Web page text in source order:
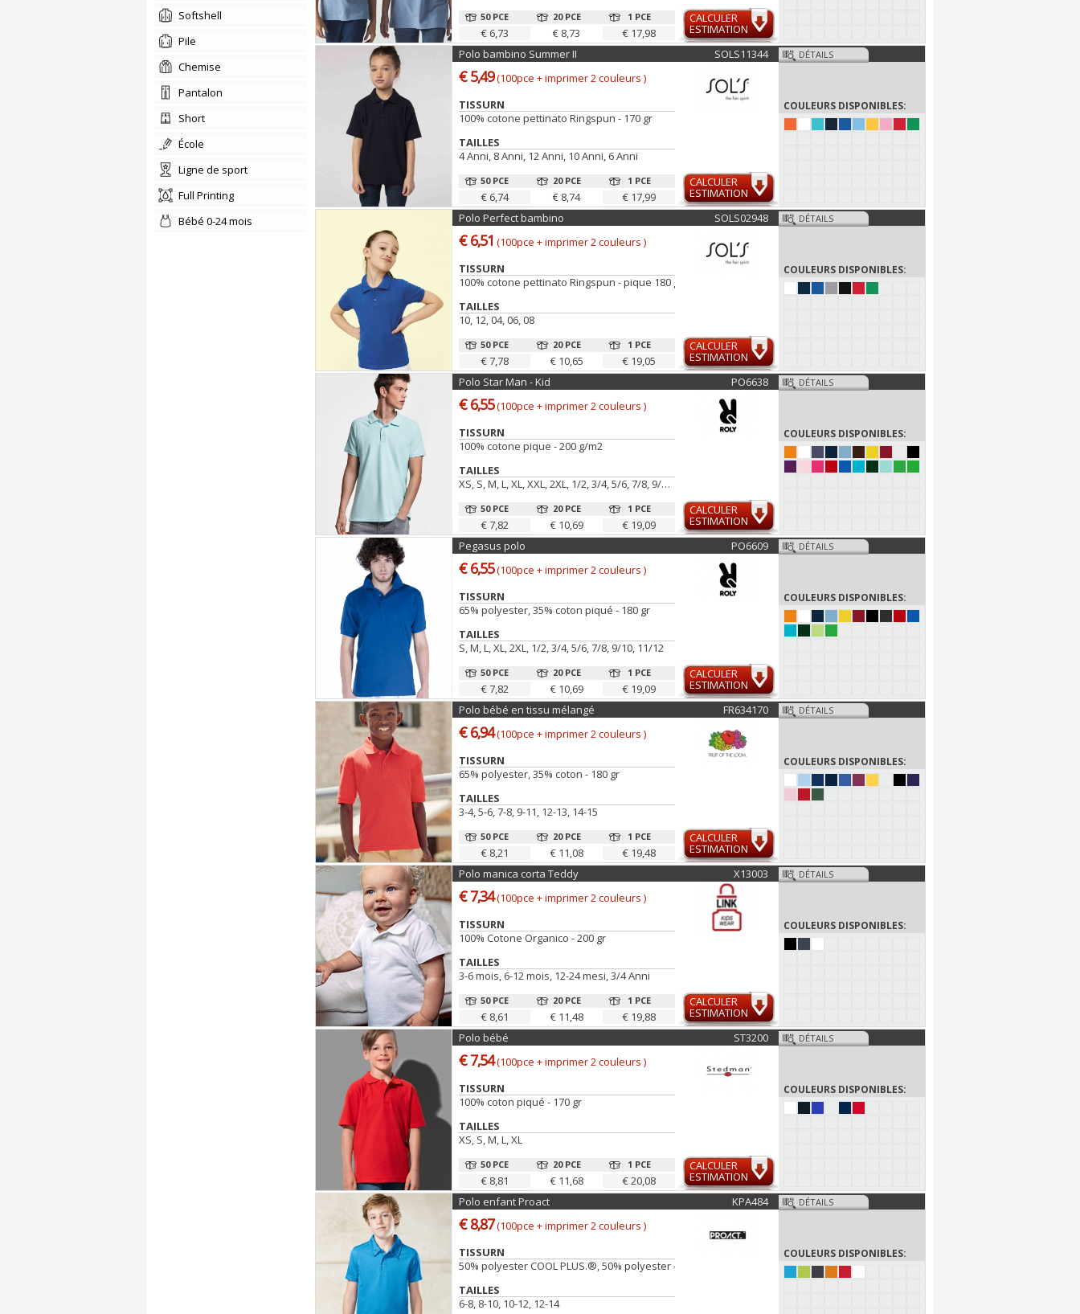
Softshell
Pile
Chemise
Pantalon
Short
École
Ligne de sport
Full Printing
Bébé 0-24 mois
50 PCE
€ 6,73
20 PCE
€ 8,73
1 PCE
€ 17,98
CALCULER
ESTIMATION
Polo bambino Summer II SOLS11344
€ 5,49(100pce + imprimer 2 couleurs )
TISSURN
100% cotone pettinato Ringspun - 170 gr
TAILLES
4 Anni, 8 Anni, 12 Anni, 10 Anni, 6 Anni
50 PCE
€ 6,74
20 PCE
€ 8,74
1 PCE
€ 17,99
CALCULER
ESTIMATION
DÉTAILS
COULEURS DISPONIBLES:
Polo Perfect bambino SOLS02948
€ 6,51 (100pce + imprimer 2 couleurs )
TISSURN
100% cotone pettinato Ringspun - pique 180 g/m2
TAILLES
10, 12, 04, 06, 08
50 PCE
€ 7,78
20 PCE
€ 10,65
1 PCE
€ 19,05
CALCULER
ESTIMATION
DÉTAILS
COULEURS DISPONIBLES:
Polo Star Man - Kid PO6638
€ 6,55(100pce + imprimer 2 couleurs )
TISSURN
100% cotone pique - 200 g/m2
TAILLES
XS, S, M, L, XL, XXL, 2XL, 1/2, 3/4, 5/6, 7/8, 9/10, 11/12
50 PCE
€ 7,82
20 PCE
€ 10,69
1 PCE
€ 19,09
CALCULER
ESTIMATION
DÉTAILS
COULEURS DISPONIBLES:
Pegasus polo PO6609
€ 6,55(100pce + imprimer 2 couleurs )
TISSURN
65% polyester, 35% coton piqué - 180 gr
TAILLES
S, M, L, XL, 2XL, 1/2, 3/4, 5/6, 7/8, 9/10, 11/12
50 PCE
€ 7,82
20 PCE
€ 10,69
1 PCE
€ 19,09
CALCULER
ESTIMATION
DÉTAILS
COULEURS DISPONIBLES:
Polo bébé en tissu mélangé FR634170
€ 6,94(100pce + imprimer 2 couleurs )
TISSURN
65% polyester, 35% coton - 180 gr
TAILLES
3-4, 5-6, 7-8, 9-11, 12-13, 14-15
50 PCE
€ 8,21
20 PCE
€ 11,08
1 PCE
€ 19,48
CALCULER
ESTIMATION
DÉTAILS
COULEURS DISPONIBLES:
Polo manica corta Teddy X13003
€ 7,34(100pce + imprimer 2 couleurs )
TISSURN
100% Cotone Organico - 200 gr
TAILLES
3-6 mois, 6-12 mois, 12-24 mesi, 3/4 Anni
50 PCE
€ 8,61
20 PCE
€ 11,48
1 PCE
€ 19,88
CALCULER
ESTIMATION
DÉTAILS
COULEURS DISPONIBLES:
Polo bébé ST3200
€ 7,54(100pce + imprimer 2 couleurs )
TISSURN
100% coton piqué - 170 gr
TAILLES
XS, S, M, L, XL
50 PCE
€ 8,81
20 PCE
€ 11,68
1 PCE
€ 20,08
CALCULER
ESTIMATION
DÉTAILS
COULEURS DISPONIBLES:
Polo enfant Proact KPA484
€ 8,87(100pce + imprimer 2 couleurs )
TISSURN
50% polyester COOL PLUS.®, 50% polyester - 145 gr
TAILLES
6-8, 8-10, 10-12, 12-14
DÉTAILS
COULEURS DISPONIBLES: